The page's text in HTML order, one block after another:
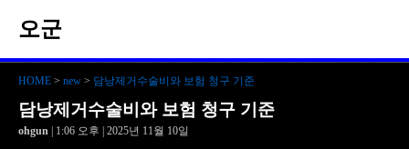
오군
HOME > new > 담낭제거수술비와 보험 청구 기준
담낭제거수술비와 보험 청구 기준
ohgun | 1:06 오후 | 2025년 11월 10일